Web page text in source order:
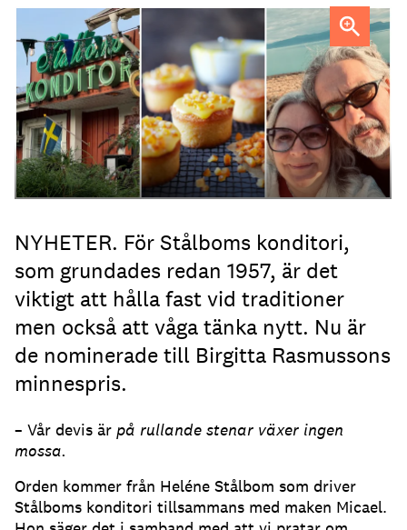
Heléne och Micael Stålbom
NYHETER. För Stålboms konditori,
som grundades redan 1957, är det
viktigt att hålla fast vid traditioner
men också att våga tänka nytt. Nu är
de nominerade till Birgitta Rasmussons
minnespris.
– Vår devis är på rullande stenar växer ingen
mossa.
Orden kommer från Heléne Stålbom som driver
Stålboms konditori tillsammans med maken Micael.